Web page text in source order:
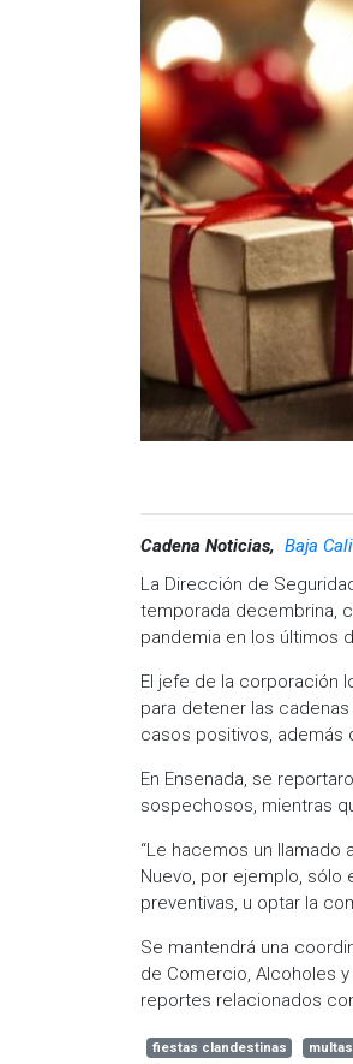
Cadena Noticias, Baja
La Dirección de
temporada decembrina,
pandemia en los últimos
El jefe de la corporación
para detener las
casos positivos, además
En Ensenada, se
sospechosos, mientras
“Le hacemos un llamado
Nuevo, por ejemplo,
preventivas, u optar la
Se mantendrá una
de Comercio, Alcoholes
reportes relacionados
fiestas clandestinas